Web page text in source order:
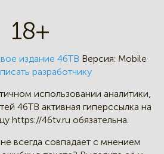
18+
издание 46ТВ Версия: Mobile
разработчику
использовании аналитики,
46TB активная гиперссылка на
https://46tv.ru обязательна.
всегда совпадает с мнением